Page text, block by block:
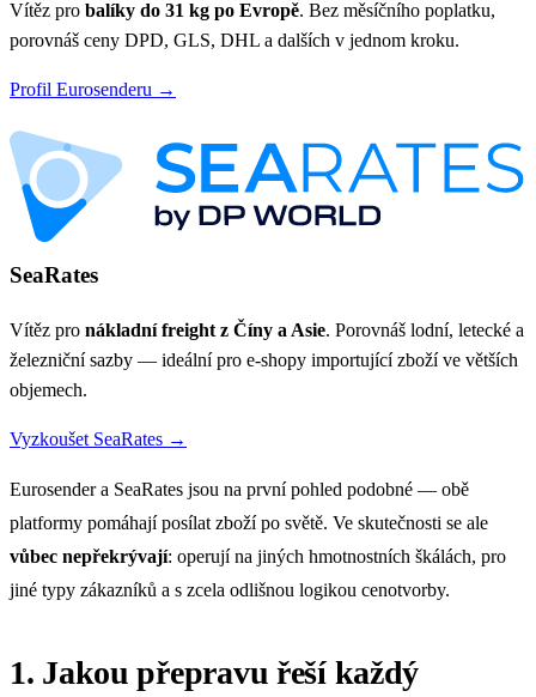
Vítěz pro balíky do 31 kg po Evropě. Bez měsíčního poplatku,
porovnáš ceny DPD, GLS, DHL a dalších v jednom kroku.
Profil Eurosenderu →
SeaRates
Vítěz pro nákladní freight z Číny a Asie. Porovnáš lodní, letecké a
železniční sazby — ideální pro e-shopy importující zboží ve větších
objemech.
Vyzkoušet SeaRates →
Eurosender a SeaRates jsou na první pohled podobné — obě
platformy pomáhají posílat zboží po světě. Ve skutečnosti se ale
vůbec nepřekrývají: operují na jiných hmotnostních škálách, pro
jiné typy zákazníků a s zcela odlišnou logikou cenotvorby.
1. Jakou přepravu řeší každý